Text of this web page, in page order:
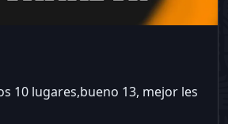
10 lugares,bueno 13, mejor les